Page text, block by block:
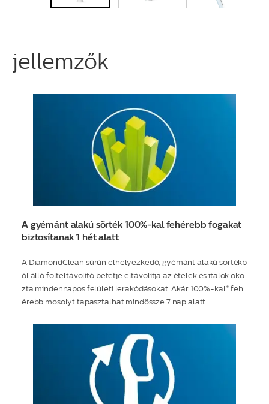
jellemzők
A gyémánt alakú sörték 100%-kal fehérebb fogakat
biztosítanak 1 hét alatt
A DiamondClean sűrűn elhelyezkedő, gyémánt alakú sörtékb
ől álló folteltávolító betétje eltávolítja az ételek és italok oko
zta mindennapos felületi lerakódásokat. Akár 100%-kal* feh
érebb mosolyt tapasztalhat mindössze 7 nap alatt.